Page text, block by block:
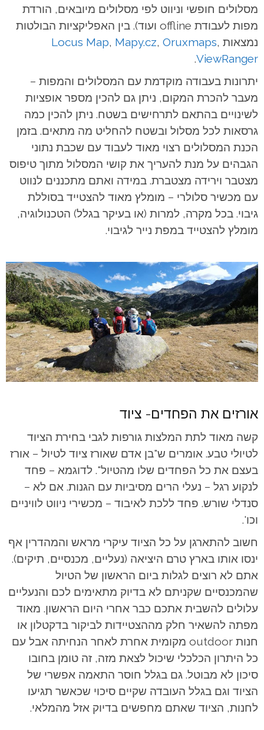
מסלולים חופשי וניווט לפי מסלולים מיובאים, הורדת
מפות לעבודת offline ועוד). בין האפליקציות הבולטות
נמצאות
Locus Map, Mapy.cz, Oruxmaps,
ViewRanger
.
יתרונות בעבודה מוקדמת עם המסלולים והמפות –
מעבר להכרת המקום, ניתן גם להכין מספר אופציות
לשינויים בהתאם לתרחישים בשטח. ניתן להכין כמה
גרסאות לכל מסלול ובשטח להחליט מה מתאים. בזמן
הכנת המסלולים רצוי מאוד לעבוד עם שכבת נתוני
הגבהים על מנת להעריך את קושי המסלול מתוך טיפוס
מצטבר וירידה מצטברת. במידה ואתם מתכננים לנווט
עם מכשיר סלולרי – מומלץ מאוד להצטייד בסוללת
גיבוי. בכל מקרה, למרות (או בעיקר בגלל) הטכנולוגיה,
מומלץ להצטייד במפת נייר לגיבוי.
אורזים את הפחדים- ציוד
קשה מאוד לתת המלצות גורפות לגבי בחירת הציוד
לטיולי טבע. אומרים ש"בן אדם שאורז ציוד לטיול – אורז
בעצם את כל הפחדים שלו מהטיול". לדוגמא – פחד
לנקוע רגל – נעלי הרים מסיביות עם הגנות. אם לא –
סנדלי שורש. פחד ללכת לאיבוד – מכשירי ניווט לוויניים
וכו'.
חשוב להתארגן על כל הציוד עיקרי מראש והמהדרין אף
ינסו אותו בארץ טרם היציאה (נעליים, מכנסיים, תיקים).
אתם לא רוצים לגלות ביום הראשון של הטיול
שהמכנסיים שקניתם לא בדיוק מתאימים לכם והנעליים
עלולים להשבית אתכם כבר אחרי היום הראשון. מאוד
מפתה להשאיר חלק מההצטיידות לביקור בדקטלון או
חנות outdoor מקומית אחרת לאחר הנחיתה אבל עם
כל היתרון הכלכלי שיכול לצאת מזה, זה טומן בחובו
סיכון לא מבוטל. גם בגלל חוסר התאמה אפשרי של
הציוד וגם בגלל העובדה שקיים סיכוי שכאשר תגיעו
לחנות, הציוד שאתם מחפשים בדיוק אזל מהמלאי.